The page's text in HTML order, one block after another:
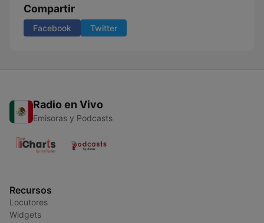
Compartir
Facebook Twitter
Radio en Vivo
Emisoras y Podcasts
Recursos
Locutores
Widgets